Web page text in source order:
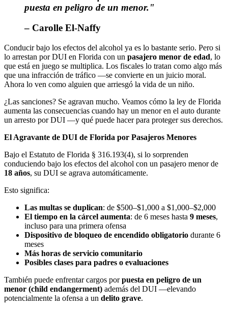
puesta en peligro de un menor."
– Carolle El-Naffy
Conducir bajo los efectos del alcohol ya es lo bastante serio. Pero si
lo arrestan por DUI en Florida con un pasajero menor de edad, lo
que está en juego se multiplica. Los fiscales lo tratan como algo más
que una infracción de tráfico —se convierte en un juicio moral.
Ahora lo ven como alguien que arriesgó la vida de un niño.
¿Las sanciones? Se agravan mucho. Veamos cómo la ley de Florida
aumenta las consecuencias cuando hay un menor en el auto durante
un arresto por DUI —y qué puede hacer para proteger sus derechos.
El Agravante de DUI de Florida por Pasajeros Menores
Bajo el Estatuto de Florida § 316.193(4), si lo sorprenden
conduciendo bajo los efectos del alcohol con un pasajero menor de
18 años, su DUI se agrava automáticamente.
Esto significa:
Las multas se duplican: de $500–$1,000 a $1,000–$2,000
El tiempo en la cárcel aumenta: de 6 meses hasta 9 meses,
incluso para una primera ofensa
Dispositivo de bloqueo de encendido obligatorio durante 6
meses
Más horas de servicio comunitario
Posibles clases para padres o evaluaciones
También puede enfrentar cargos porpuesta en peligro de un
menor (child endangerment) además del DUI —elevando
potencialmente la ofensa a un delito grave.